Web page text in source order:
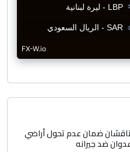
ضمان عدم تحول أراضي
ضد جيرانه